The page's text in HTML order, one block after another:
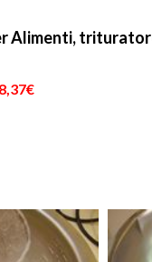
Alimenti,